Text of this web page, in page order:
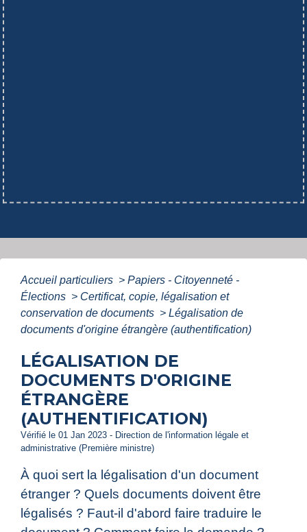
Accueil particuliers > Papiers - Citoyenneté -
Élections > Certificat, copie, légalisation et
conservation de documents > Légalisation de
documents d'origine étrangère (authentification)
LÉGALISATION DE
DOCUMENTS D'ORIGINE
ÉTRANGÈRE
(AUTHENTIFICATION)
Vérifié le 01 Jan 2023 - Direction de l'information légale et
administrative (Première ministre)
À quoi sert la légalisation d'un document
étranger ? Quels documents doivent être
légalisés ? Faut-il d'abord faire traduire le